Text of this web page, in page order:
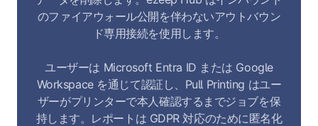
のファイアウォール公開を伴わないアウトバウン
ド専用接続を使用します。
ユーザーは Microsoft Entra ID または Google
Workspace を通じて認証し、Pull Printing はユー
ザーがプリンターで本人確認するまでジョブを保
持します。レポートは GDPR 対応のために匿名化